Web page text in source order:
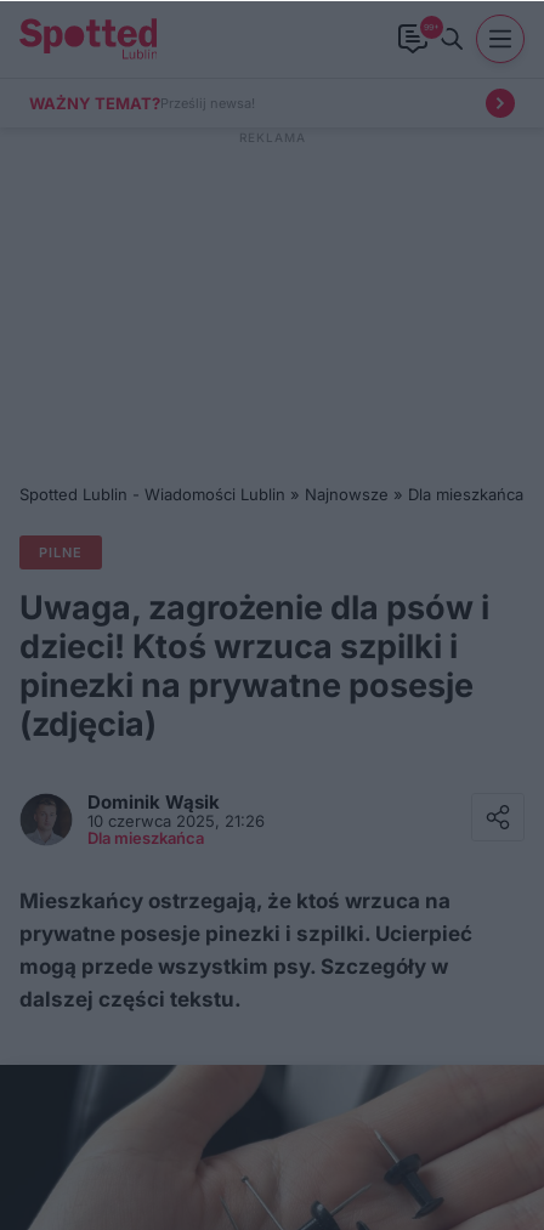
99+
WAŻNY TEMAT?Prześlij newsa!
Spotted Lublin - Wiadomości Lublin » Najnowsze » Dla mieszkańca
PILNE
Uwaga, zagrożenie dla psów i
dzieci! Ktoś wrzuca szpilki i
pinezki na prywatne posesje
(zdjęcia)
Dominik Wąsik
10 czerwca 2025, 21:26
Dla mieszkańca
Mieszkańcy ostrzegają, że ktoś wrzuca na
prywatne posesje pinezki i szpilki. Ucierpieć
mogą przede wszystkim psy. Szczegóły w
dalszej części tekstu.